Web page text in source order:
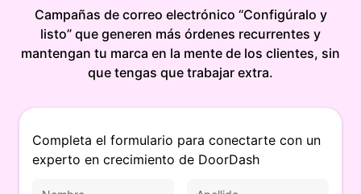
Campañas de correo electrónico “Configúralo y
listo” que generen más órdenes recurrentes y
mantengan tu marca en la mente de los clientes, sin
que tengas que trabajar extra.
Completa el formulario para conectarte con un
experto en crecimiento de DoorDash